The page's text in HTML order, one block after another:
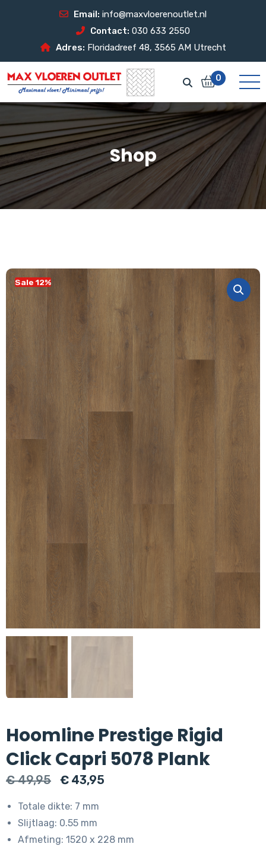
Email: info@maxvloerenoutlet.nl
Contact: 030 633 2550
Adres: Floridadreef 48, 3565 AM Utrecht
0
Shop
Sale 12%
Hoomline Prestige Rigid
Click Capri 5078 Plank
€49,95
Oorspronkelijke
€ 49,95.
€ 43,95
€ 43,95.
Totale dikte: 7 mm
Slijtlaag: 0.55 mm
Afmeting: 1520 x 228 mm